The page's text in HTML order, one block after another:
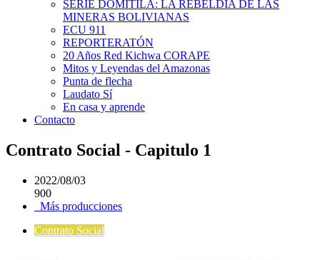
SERIE DOMITILA: LA REBELDÍA DE LAS
MINERAS BOLIVIANAS
ECU 911
REPORTERATÓN
20 Años Red Kichwa CORAPE
Mitos y Leyendas del Amazonas
Punta de flecha
Laudato Sí
En casa y aprende
Contacto
Contrato Social - Capitulo 1
2022/08/03
900
Más producciones
Contrato Social